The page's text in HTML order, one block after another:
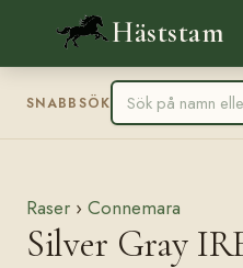
Häststam
SNABBSÖK
Raser › Connemara
Silver Gray